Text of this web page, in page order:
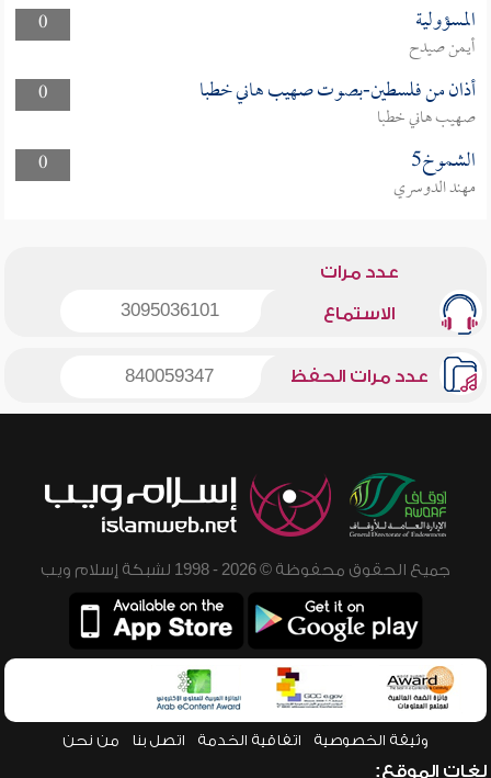
0
المسؤولية
أيمن صيدح
0
أذان من فلسطين-بصوت صهيب هاني خطبا
صهيب هاني خطبا
0
الشموخ5
مهند الدوسري
عدد مرات
الاستماع 3095036101
عدد مرات الحفظ 840059347
جميع الحقوق محفوظة © 2026 - 1998 لشبكة إسلام ويب
وثيقة الخصوصية اتفاقية الخدمة اتصل بنا من نحن
لغات الموقع: